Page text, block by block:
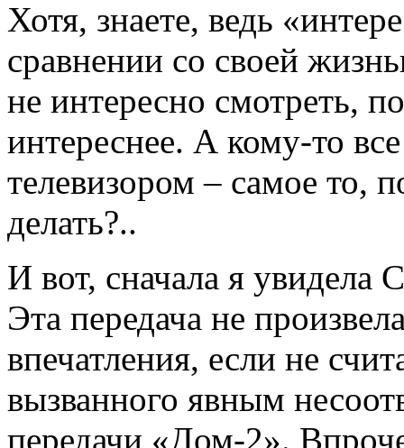
Хотя, знаете, ведь
сравнении со своей
не интересно смотреть,
интереснее. А кому-то
телевизором – самое то,
делать?..
И вот, сначала я увидела
Эта передача не
впечатления, если не
вызванного явным
передачи «Дом-2».